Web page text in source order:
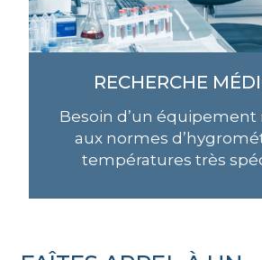
RECHERCHE
Besoin d’un
aux normes
températures très